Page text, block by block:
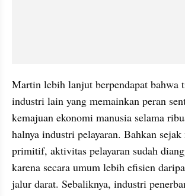
Martin lebih lanjut berpendapat bahwa
industri lain yang memainkan peran
kemajuan ekonomi manusia selama
halnya industri pelayaran. Bahkan
primitif, aktivitas pelayaran sudah
karena secara umum lebih efisien
jalur darat. Sebaliknya, industri